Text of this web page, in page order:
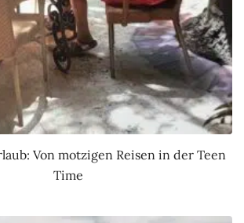
Von motzigen Reisen in der Teen
Time